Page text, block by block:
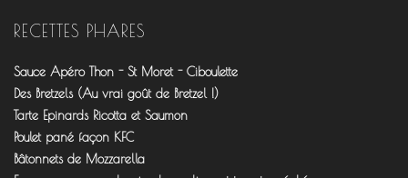
RECETTES PHARES
Sauce Apéro Thon - St Moret - Ciboulette
Des Bretzels (Au vrai goût de Bretzel !)
Tarte Epinards Ricotta et Saumon
Poulet pané façon KFC
Bâtonnets de Mozzarella